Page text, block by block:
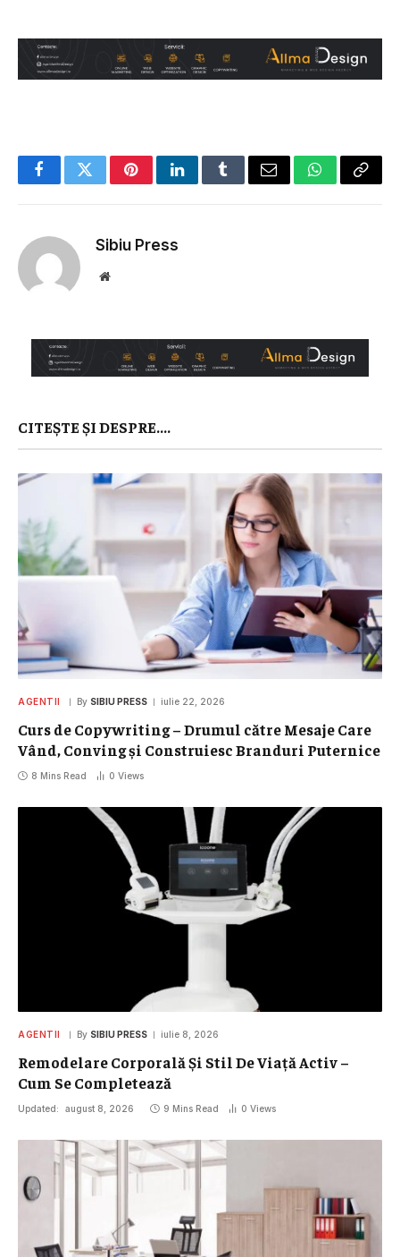
FacebookTwitterPinterestLinkedInTumblrEmail WhatsApp
Copy
Sibiu Press
Website
CITEȘTE ȘI DESPRE....
AGENTII By SIBIU PRESS iulie 22, 2026
Curs de Copywriting – Drumul către Mesaje Care
Vând, Conving și Construiesc Branduri Puternice
8 Mins Read 0 Views
AGENTII By SIBIU PRESS iulie 8, 2026
Remodelare Corporală Și Stil De Viață Activ –
Cum Se Completează
Updated: august 8, 2026 9 Mins Read 0 Views